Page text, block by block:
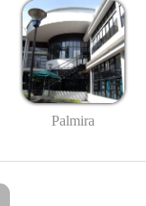
Palmira